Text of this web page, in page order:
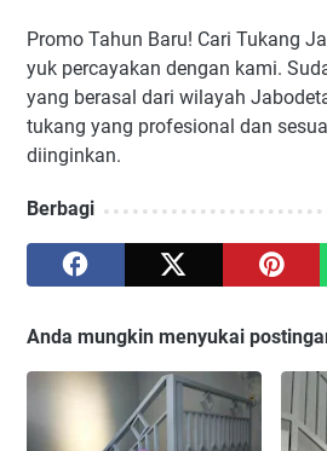
Promo Tahun Baru! Cari Tukang
yuk percayakan dengan kami.
yang berasal dari wilayah
tukang yang profesional dan
diinginkan.
Berbagi
Anda mungkin menyukai